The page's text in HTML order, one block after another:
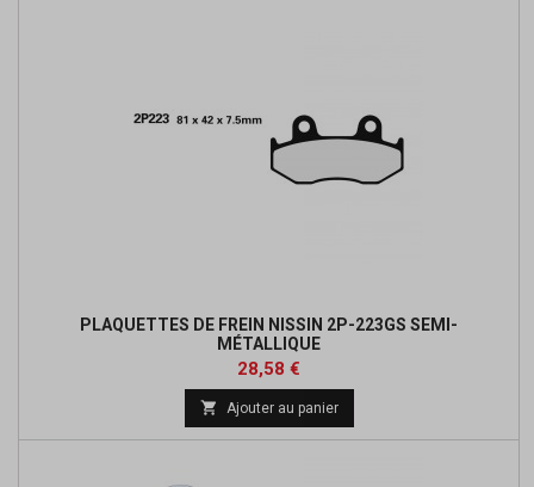
PLAQUETTES DE FREIN NISSIN 2P-223GS SEMI-
MÉTALLIQUE
Prix
28,58 €
base
 Ajouter au panier